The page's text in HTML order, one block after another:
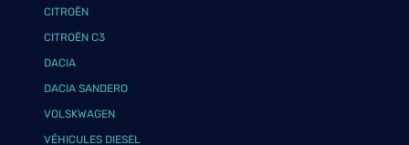
CITROËN
CITROËN C3
DACIA
DACIA SANDERO
VOLSKWAGEN
VÉHICULES DIESEL